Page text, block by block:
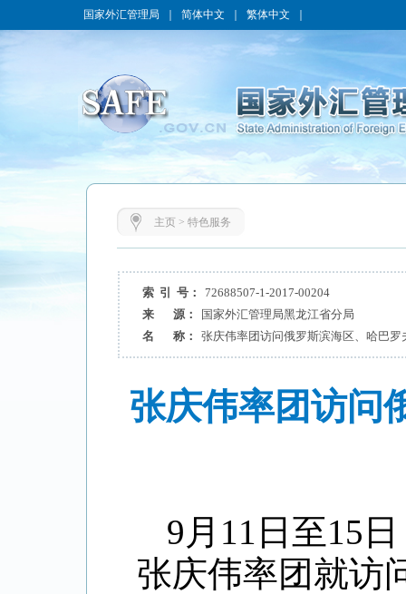
国家外汇管理局 简体中文 繁体中文
主页> 特色服务
索 引 号：
72688507-1-2017-00204
来 源：
国家外汇管理局黑龙江省分局
名 称：
张庆伟率团访问俄罗斯滨海区、哈巴
张庆伟率团访问
9月11日至15
张庆伟率团就访